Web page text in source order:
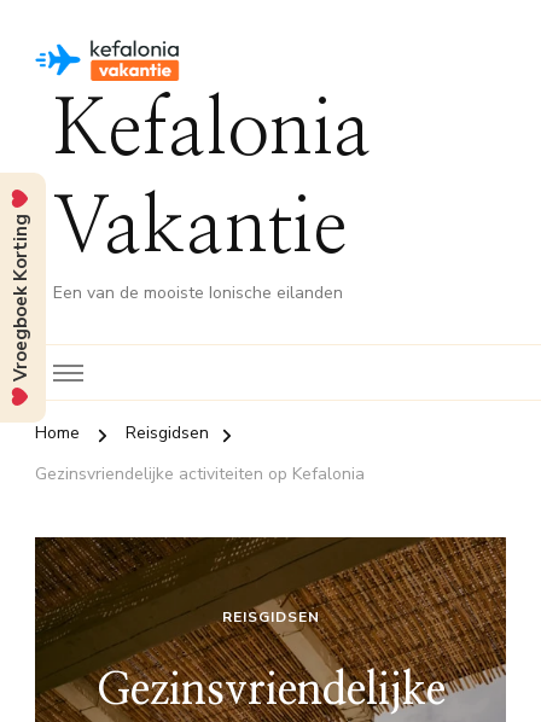
Kefalonia
Vakantie
Een van de mooiste Ionische eilanden
Home
Reisgidsen
Gezinsvriendelijke activiteiten op Kefalonia
REISGIDSEN
Gezinsvriendelijke
Vroegboek Korting